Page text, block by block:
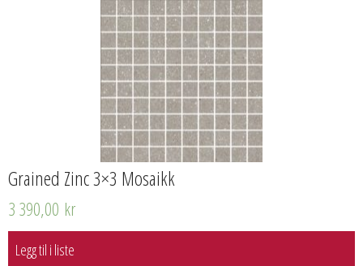
Grained Zinc 3×3 Mosaikk
3 390,00 kr
Legg til i liste